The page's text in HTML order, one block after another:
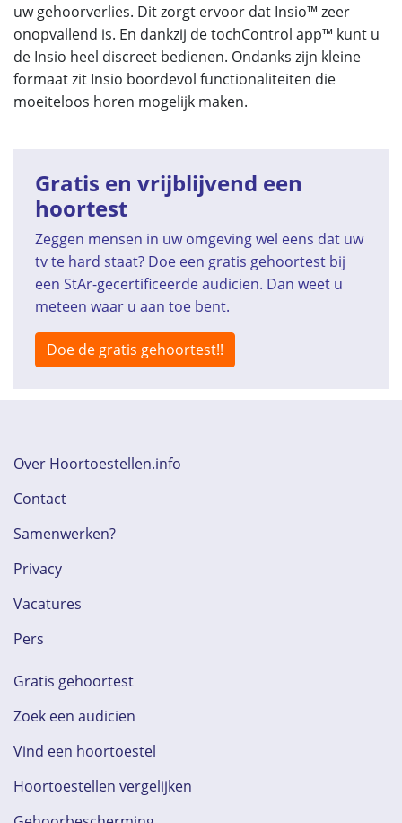
uw gehoorverlies. Dit zorgt ervoor dat Insio™ zeer
onopvallend is. En dankzij de tochControl app™ kunt u
de Insio heel discreet bedienen. Ondanks zijn kleine
formaat zit Insio boordevol functionaliteiten die
moeiteloos horen mogelijk maken.
Gratis en vrijblijvend een
hoortest
Zeggen mensen in uw omgeving wel eens dat uw
tv te hard staat? Doe een gratis gehoortest bij
een StAr-gecertificeerde audicien. Dan weet u
meteen waar u aan toe bent.
Doe de gratis gehoortest!!
Over Hoortoestellen.info
Contact
Samenwerken?
Privacy
Vacatures
Pers
Gratis gehoortest
Zoek een audicien
Vind een hoortoestel
Hoortoestellen vergelijken